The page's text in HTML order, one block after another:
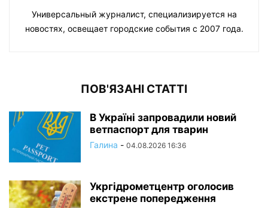
Универсальный журналист, специализируется на
новостях, освещает городские события с 2007 года.
ПОВ'ЯЗАНІ СТАТТІ
В Україні запровадили новий
ветпаспорт для тварин
Галина - 04.08.2026 16:36
Укргідрометцентр оголосив
екстрене попередження